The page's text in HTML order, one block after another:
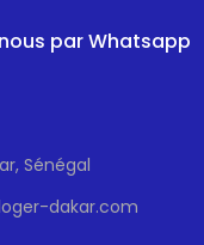
par Whatsapp
Sénégal
dakar.com